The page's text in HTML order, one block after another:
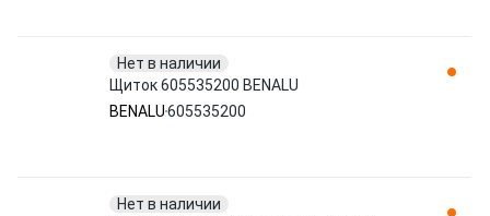
Нет в наличии
Щиток 605535200 BENALU
BENALU605535200
Нет в наличии